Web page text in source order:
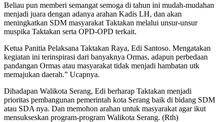
Beliau pun memberi semangat semoga di tahun ini mudah-mudahan
menjadi juara dengan adanya arahan Kadis LH, dan akan
meningkatkan SDM masyarakat Taktakan melalui unsur-unsur
muspika Taktakan serta OPD-OPD terkait.
Ketua Panitia Pelaksana Taktakan Raya, Edi Santoso. Mengatakan
kegiatan ini terinspirasi dari banyaknya Ormas, adapun perbedaan
pandangan Ormas atau masyarakat tidak menjadi hambatan utk
memajukan daerah.” Ucapnya.
Dihadapan Walikota Serang, Edi berharap Taktakan menjadi
prioritas pembangunan pemerintah kota Serang baik di bidang SDM
atau SDA nya. Dan memohon arahan untuk masyarakat agar ikut
mensukseskan program-program Walikota Serang. (Rth)